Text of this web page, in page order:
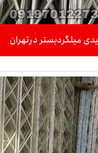
میلگردبستر درتهران